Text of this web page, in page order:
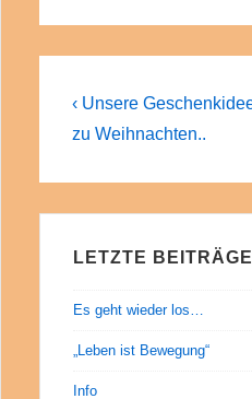
Previous
Post
‹ Unsere
zu Weihnachten..
LETZTE BEITRÄGE
Es geht wieder los…
„Leben ist Bewegung“
Info